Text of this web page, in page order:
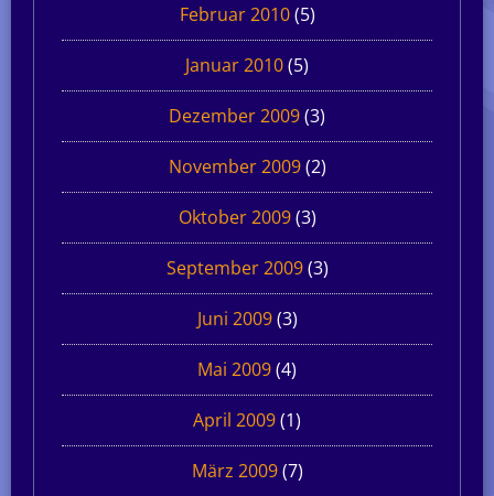
Februar 2010(5)
Januar 2010(5)
Dezember 2009(3)
November 2009(2)
Oktober 2009(3)
September 2009(3)
Juni 2009(3)
Mai 2009(4)
April 2009(1)
März 2009(7)